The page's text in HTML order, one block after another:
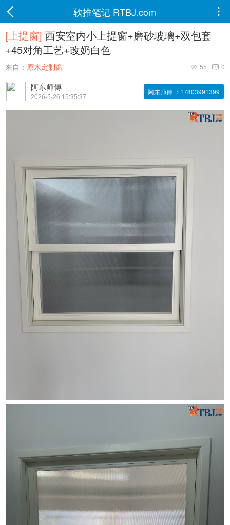
软推笔记 RTBJ.com 
[上提窗] 西安室内小上提窗+磨砂玻璃+双包套
+45对角工艺+改奶白色
来自： 原木定制窗  0
 55
阿东师傅
2026-5-26 15:35:37
阿东师傅 ：17803991399